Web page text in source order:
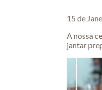
15 de
A nossa
jantar